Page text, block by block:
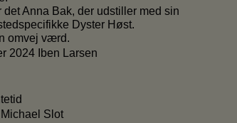
det Anna Bak, der udstiller med sin
Dyster Høst.
omvej værd.
2024 Iben Larsen
Slot